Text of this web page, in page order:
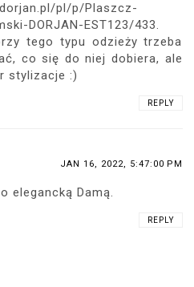
pl/p/Plaszcz-
DORJAN-EST123/433.
tego typu odzieży trzeba
co się do niej dobiera, ale
stylizacje :)
REPLY
JAN 16, 2022, 5:47:00 PM
elegancką Damą.
REPLY